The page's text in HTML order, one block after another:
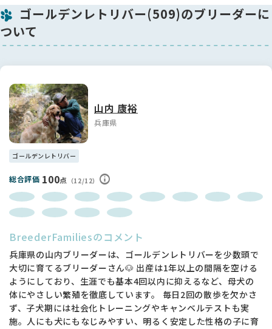
なお、同腹仔における外形上の個体差は、健康上の優劣とは無
関係です。
②性別による需要の差が大きいため、女の子と男の子には2
万円の価格差を設けています。
（1）パピー 出生時体重：575ｇ 生後15日：1658g
ハイブリッドパピー
●出生：2頭兄妹の2番目に生まれた男の子
●仔犬代金に含まれるもの
①生命保証6ヶ月 ②犬舎オリジナル育児ファイル ③血統
証明書 ④健康診断書 ⑤初回ワクチン ⑥犬舎アウトドアク
ラブ会員証（DOGGY BUDDY PARTY優待価格利用可） ⑦マ
イクロチップ挿入費用 ⑧プレミアムパピーフード1袋
（15kg） ⑨ペット医療保険1ヶ月（みんブリ） ⑩1歳まで
の無料育児相談 ⑪ロコベファミリー会永久会員にてプライベ
ートドッグラン無料利用 ⑫ロコベファミリー会交流イベント
参加
（2）両親犬の紹介
●お父さん：バディ 体重31㎏ 股関節形成不全所見無し。お
父さん、お母さん共にポーランド🇵🇱チャンピオンの超優良血
統。性格は人懐こく、温厚で、少し甘えたです。毛色は全身が
極めて白に近いクリームで美しい。スカルが大きく、太いマズ
ルに真っ黒で真ん丸な目が印象的なスマートボーイです🐻‍❄️ゴ
ル特有の遺伝性疾患13項目全てが変異体のないホモ結合なの
で、遺伝学的に彼の子には遺伝病が発病致しません。
ゴールデンレトリバー(509)のブリーダーに
ついて
山内 康裕
兵庫県
ゴールデンレトリバー
総合評価 100点 （12/12）
BreederFamiliesのコメント
兵庫県の山内ブリーダーは、ゴールデンレトリバーを少数頭で
大切に育てるブリーダーさん🐶 出産は1年以上の間隔を空ける
ようにしており、生涯でも基本4回以内に抑えるなど、母犬の
体にやさしい繁殖を徹底しています。 毎日2回の散歩を欠かさ
ず、子犬期には社会化トレーニングやキャンベルテストも実
施。人にも犬にもなじみやすい、明るく安定した性格の子に育